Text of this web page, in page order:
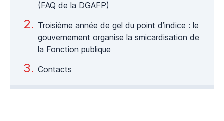
(FAQ de la DGAFP)
Troisième année de gel du point d’indice : le
gouvernement organise la smicardisation de
la Fonction publique
Contacts